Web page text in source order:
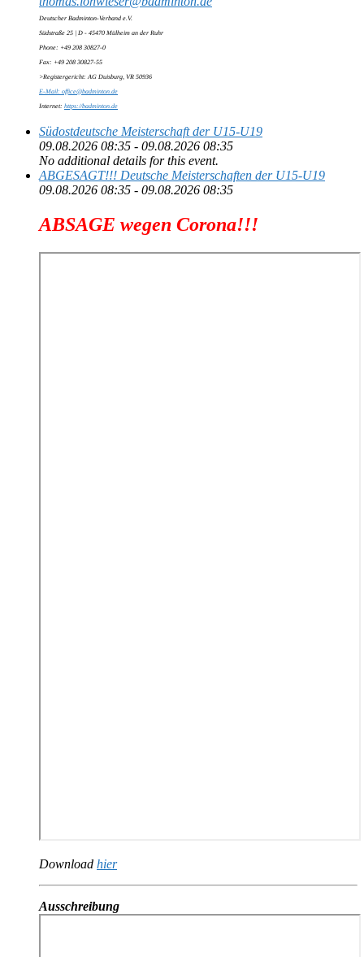
Deutscher Badminton-Verband e.V.
Südstraße 25 | D - 45470 Mülheim an der Ruhr
Phone: +49 208 30827-0
Fax: +49 208 30827-55
>Registergericht: AG Duisburg, VR 50936
E-Mail: office@badminton.de
Internet: https://badminton.de
Südostdeutsche Meisterschaft der U15-U19
09.08.2026 08:35 - 09.08.2026 08:35
No additional details for this event.
ABGESAGT!!! Deutsche Meisterschaften der U15-U19
09.08.2026 08:35 - 09.08.2026 08:35
ABSAGE wegen Corona!!!
Download hier
Ausschreibung